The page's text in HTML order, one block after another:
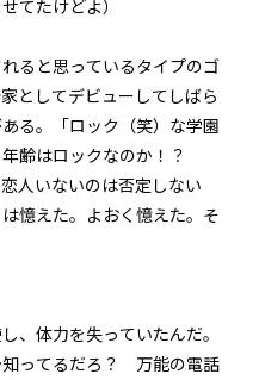
議（４）
議（５）
議（６）
議（８）
てたけどよ）
ると思っているタイプのゴ
としてデビューしてしばら
る。「ロック（笑）な学園
齢はロックなのか！？
人いないのは否定しない
憶えた。よおく憶えた。そ
、体力を失っていたんだ。
ってるだろ？ 万能の電話